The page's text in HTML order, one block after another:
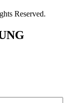
Reserved.